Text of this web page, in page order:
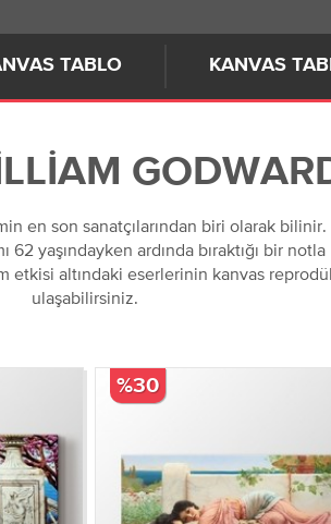
TABLO KANVAS
en son sanatçılarından biri olarak
62 yaşındayken ardında bıraktığı bir
altındaki eserlerinin kanvas
ulaşabilirsiniz.
%30